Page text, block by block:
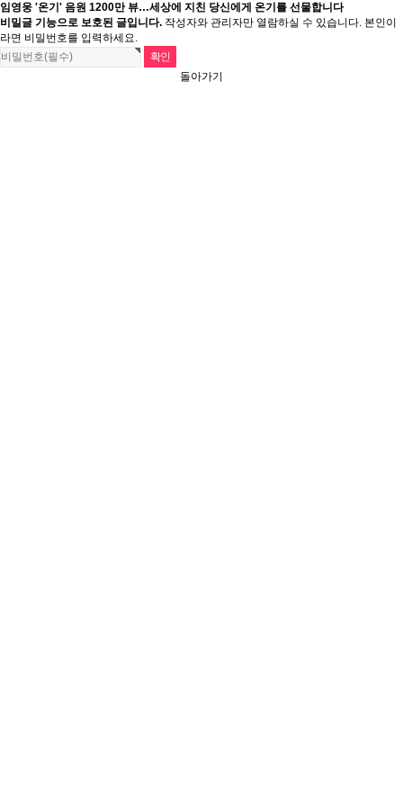
임영웅 '온기' 음원 1200만 뷰…세상에 지친 당신에게 온기를 선물합니다
비밀글 기능으로 보호된 글입니다. 작성자와 관리자만 열람하실 수 있습니다. 본인이
라면 비밀번호를 입력하세요.
돌아가기